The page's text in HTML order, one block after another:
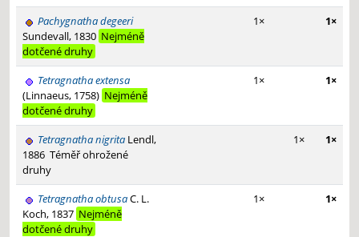
Pachygnatha degeeri
Sundevall, 1830 Nejméně
dotčené druhy
1× 1×
Tetragnatha extensa
(Linnaeus, 1758) Nejméně
dotčené druhy
1× 1×
Tetragnatha nigrita Lendl,
1886 Téměř ohrožené
druhy
1× 1×
Tetragnatha obtusaC. L.
Koch, 1837 Nejméně
dotčené druhy
1× 1×